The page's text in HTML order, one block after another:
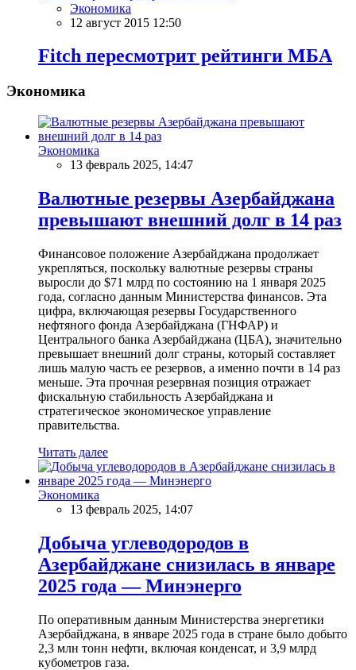
Экономика
12 август 2015 12:50
Fitch пересмотрит рейтинги МБА
Экономика
Экономика
13 февраль 2025, 14:47
Валютные резервы Азербайджана
превышают внешний долг в 14 раз
Финансовое положение Азербайджана продолжает
укрепляться, поскольку валютные резервы страны
выросли до $71 млрд по состоянию на 1 января 2025
года, согласно данным Министерства финансов. Эта
цифра, включающая резервы Государственного
нефтяного фонда Азербайджана (ГНФАР) и
Центрального банка Азербайджана (ЦБА), значительно
превышает внешний долг страны, который составляет
лишь малую часть ее резервов, а именно почти в 14 раз
меньше. Эта прочная резервная позиция отражает
фискальную стабильность Азербайджана и
стратегическое экономическое управление
правительства.
Читать далее
Экономика
13 февраль 2025, 14:07
Добыча углеводородов в
Азербайджане снизилась в январе
2025 года — Минэнерго
По оперативным данным Министерства энергетики
Азербайджана, в январе 2025 года в стране было добыто
2,3 млн тонн нефти, включая конденсат, и 3,9 млрд
кубометров газа.